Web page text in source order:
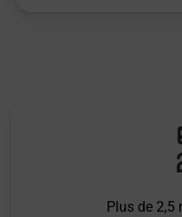
Plus de